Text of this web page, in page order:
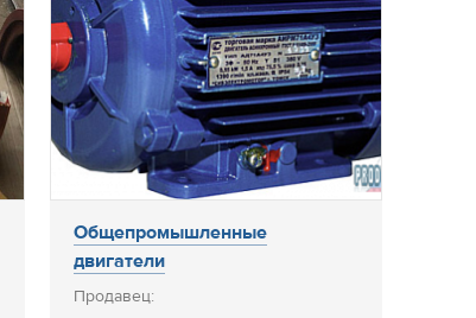
Общепромышленные
двигатели
Продавец: